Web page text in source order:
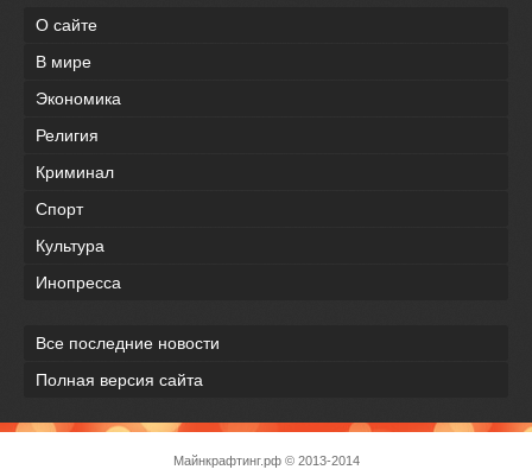
О сайте
В мире
Экономика
Религия
Криминал
Спорт
Культура
Инопресса
Все последние новости
Полная версия сайта
Майнкрафтинг.рф© 2013-2014